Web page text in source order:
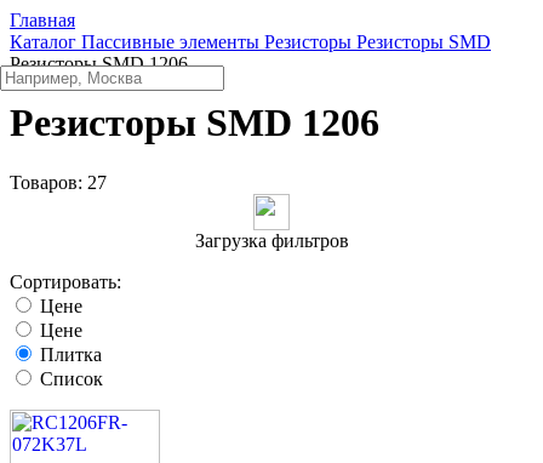
Главная
Каталог Пассивные элементы Резисторы Резисторы SMD
Резисторы SMD 1206
Резисторы SMD 1206
Товаров: 27
Загрузка фильтров
Сортировать:
Цене
Цене
Плитка
Список